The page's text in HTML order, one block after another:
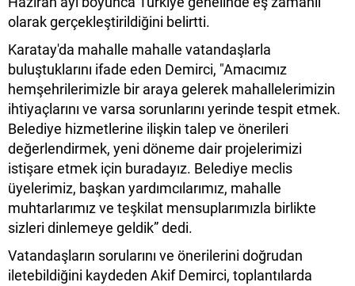
olarak gerçekleştirildiğini belirtti.
Karatay'da mahalle mahalle vatandaşlarla
buluştuklarını ifade eden Demirci, "Amacımız
hemşehrilerimizle bir araya gelerek mahallelerimizin
ihtiyaçlarını ve varsa sorunlarını yerinde tespit etmek.
Belediye hizmetlerine ilişkin talep ve önerileri
değerlendirmek, yeni döneme dair projelerimizi
istişare etmek için buradayız. Belediye meclis
üyelerimiz, başkan yardımcılarımız, mahalle
muhtarlarımız ve teşkilat mensuplarımızla birlikte
sizleri dinlemeye geldik” dedi.
Vatandaşların sorularını ve önerilerini doğrudan
iletebildiğini kaydeden Akif Demirci, toplantılarda